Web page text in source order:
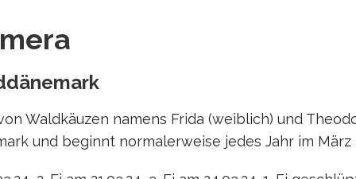
Waldkäuzen namens Frida (weiblich) und
und beginnt normalerweise jedes Jahr im